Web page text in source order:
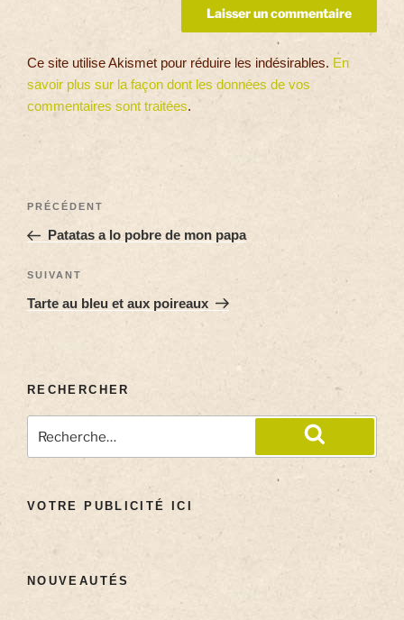
Ce site utilise Akismet pour réduire les indésirables. En
savoir plus sur la façon dont les données de vos
commentaires sont traitées.
PRÉCÉDENT
Patatas a lo pobre de mon papa
SUIVANT
Tarte au bleu et aux poireaux
RECHERCHER
VOTRE PUBLICITÉ ICI
NOUVEAUTÉS